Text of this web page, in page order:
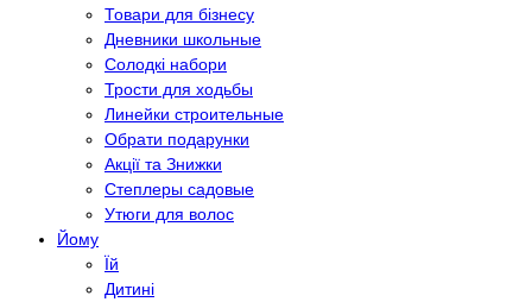
Товари для бізнесу
Дневники школьные
Солодкі набори
Трости для ходьбы
Линейки строительные
Обрати подарунки
Акції та Знижки
Степлеры садовые
Утюги для волос
Йому
Їй
Дитині